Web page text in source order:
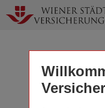
Zur
Startseite